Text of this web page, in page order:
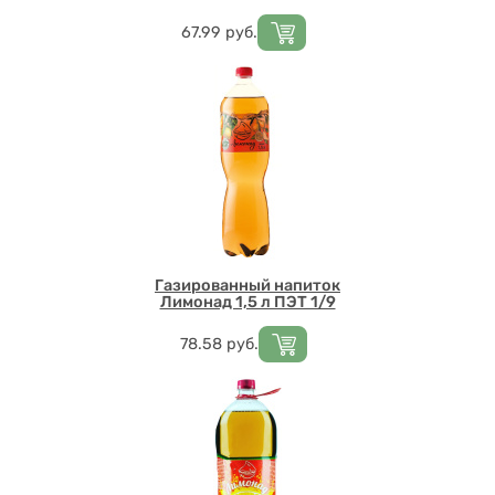
Цена
67.99 руб.
Газированный напиток
Лимонад 1,5 л ПЭТ 1/9
Цена
78.58 руб.